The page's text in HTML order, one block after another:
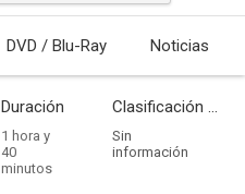
DVD / Blu-Ray Noticias
Duración
1 hora y
40
minutos
Clasificación por edades
Sin
información